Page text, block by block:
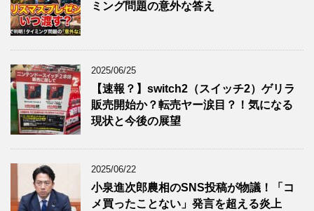
ミング問題の意外な答え
2025/06/25
【速報？】switch2（スイッチ2）ゲリラ
販売開始か？転売ヤー涙目？！気になる
現状と今後の展望
2025/06/22
小泉進次郎農相のSNS投稿が物議！「コ
メ買ったことない」発言を超える炎上